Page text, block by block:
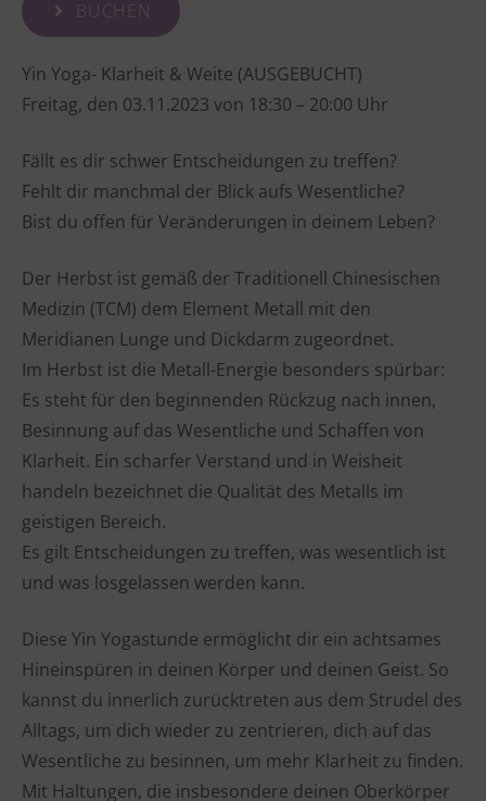
BUCHEN
Yin Yoga- Klarheit & Weite (AUSGEBUCHT)
Freitag, den 03.11.2023 von 18:30 – 20:00 Uhr
Fällt es dir schwer Entscheidungen zu treffen?
Fehlt dir manchmal der Blick aufs Wesentliche?
Bist du offen für Veränderungen in deinem Leben?
Der Herbst ist gemäß der Traditionell Chinesischen
Medizin (TCM) dem Element Metall mit den
Meridianen Lunge und Dickdarm zugeordnet.
Im Herbst ist die Metall-Energie besonders spürbar:
Es steht für den beginnenden Rückzug nach innen,
Besinnung auf das Wesentliche und Schaffen von
Klarheit. Ein scharfer Verstand und in Weisheit
handeln bezeichnet die Qualität des Metalls im
geistigen Bereich.
Es gilt Entscheidungen zu treffen, was wesentlich ist
und was losgelassen werden kann.
Diese Yin Yogastunde ermöglicht dir ein achtsames
Hineinspüren in deinen Körper und deinen Geist. So
kannst du innerlich zurücktreten aus dem Strudel des
Alltags, um dich wieder zu zentrieren, dich auf das
Wesentliche zu besinnen, um mehr Klarheit zu finden.
Mit Haltungen, die insbesondere deinen Oberkörper